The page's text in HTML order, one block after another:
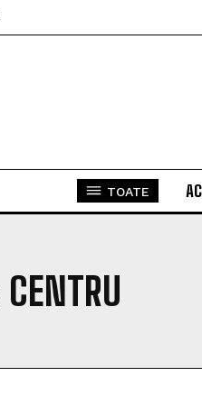
TOATE
CENTRU